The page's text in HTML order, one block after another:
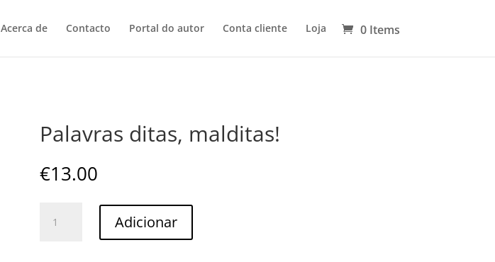
Acerca de Contacto Portal do autor Conta cliente Loja 0 Items
Palavras ditas, malditas!
€13.00
Adicionar